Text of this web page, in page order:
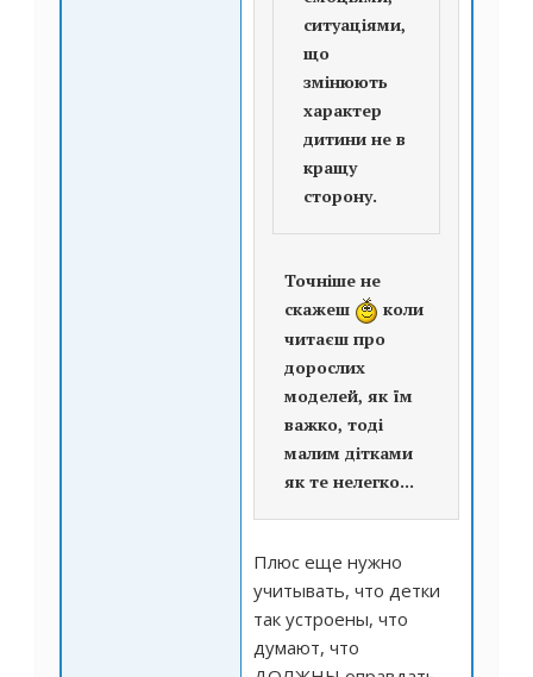
ситуаціями,
що
змінюють
характер
дитини не в
кращу
сторону.
Точніше не
скажеш
коли
читаєш про
дорослих
моделей, як їм
важко, тоді
малим дітками
як те нелегко...
Плюс еще нужно
учитывать, что детки
так устроены, что
думают, что